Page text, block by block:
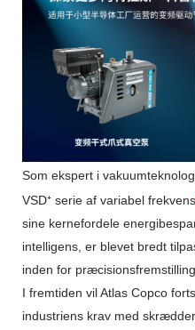
Som ekspert i
VSD⁺ serie af variabel frekvens
sine kernefordele
intelligens, er blevet bredt
inden for præcisionsfremstilling.
I fremtiden vil Atlas Copco
industriens krav med